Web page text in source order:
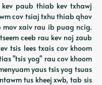
paub thiab kev txhawj
cov tsiaj txhu thiab qhov
mov xaiv rau ib puag ncig.
ceeb rau kev noj zaub
tsis lees txais cov khoom
"tsis yog" rau cov khoom
yaus tsis yog tsuas
tus kheej xwb, tab sis